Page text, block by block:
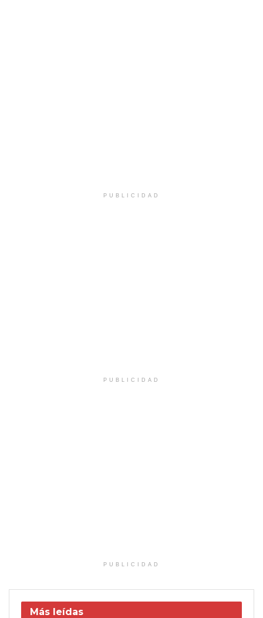
PUBLICIDAD
PUBLICIDAD
PUBLICIDAD
Más leídas